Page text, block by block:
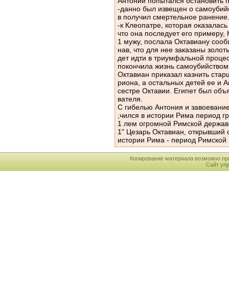
-данно был извещен о
в получил смертельное
-к Клеопатре, которая
что она последует его
1 мужу, послала Октавиану
нав, что для нее заказаны
дет идти в триумфальной
покончила жизнь
Октавиан приказал казнить
риона, а остальных детей ее и
сестре Октавии. Египет был
вателя.
С гибелью Антония и
,чился в истории Рима период
1 лем огромной Римской
1" Цезарь Октавиан,
истории Рима - период
Копирование материала возможно
Сайт